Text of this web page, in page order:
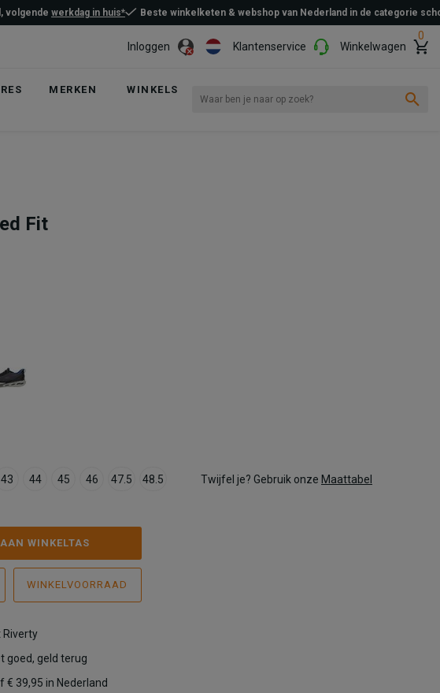
Inloggen Klantenservice
0
Winkelwagen
MERKEN WINKELS
volgende werkdag in huis* Beste winkelketen & webshop van Nederland in de categorie
Fit
43 44 45 46 47.5 48.5 Twijfel je? Gebruik onze Maattabel
WINKELTAS
WINKELVOORRAAD
Riverty
goed, geld terug
€ 39,95 in Nederland